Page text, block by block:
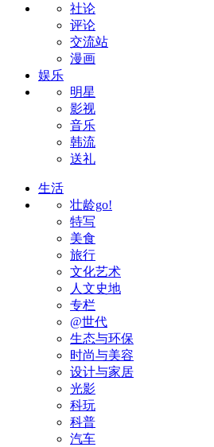
社论
评论
交流站
漫画
娱乐
明星
影视
音乐
韩流
送礼
生活
壮龄go!
特写
美食
旅行
文化艺术
人文史地
专栏
@世代
生态与环保
时尚与美容
设计与家居
光影
科玩
科普
汽车